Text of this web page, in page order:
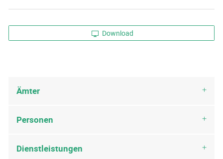
Download
Ämter
Personen
Dienstleistungen